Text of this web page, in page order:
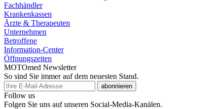
Fachhändler
Krankenkassen
Ärzte & Therapeuten
Unternehmen
Betroffene
Information-Center
Öffnungszeiten
MOTOmed Newsletter
So sind Sie immer auf dem neuesten Stand.
abonnieren
Follow us
Folgen Sie uns auf unseren Social-Media-Kanälen.